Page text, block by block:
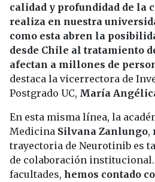
calidad y profundidad de la
realiza en nuestra
como esta abren la
desde Chile al tratamiento
afectan a millones de
destaca la vicerrectora de
Postgrado UC, María
En esta misma línea, la
Medicina Silvana Zanlungo,
trayectoria de Neurotinib es
de colaboración institucional.
facultades, hemos contado